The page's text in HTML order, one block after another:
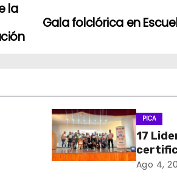
Gala folclórica en
la
PICA
17
MÁS
Ago 4,